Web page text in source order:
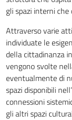
gli spazi interni
Attraverso varie
individuate le
della cittadinanza
vengono svolte
eventualmente di
spazi disponibili
connessioni
gli altri spazi